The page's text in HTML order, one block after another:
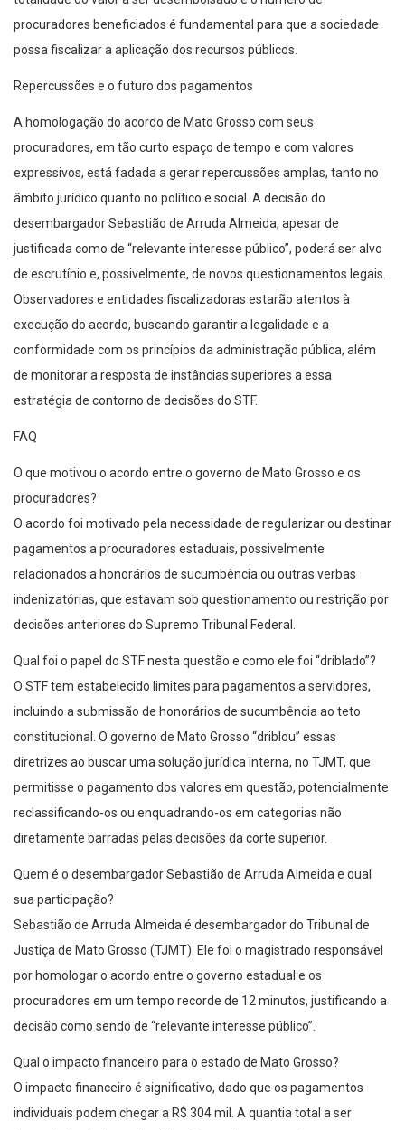
procuradores beneficiados é fundamental para que a sociedade
possa fiscalizar a aplicação dos recursos públicos.
Repercussões e o futuro dos pagamentos
A homologação do acordo de Mato Grosso com seus
procuradores, em tão curto espaço de tempo e com valores
expressivos, está fadada a gerar repercussões amplas, tanto no
âmbito jurídico quanto no político e social. A decisão do
desembargador Sebastião de Arruda Almeida, apesar de
justificada como de “relevante interesse público”, poderá ser alvo
de escrutínio e, possivelmente, de novos questionamentos legais.
Observadores e entidades fiscalizadoras estarão atentos à
execução do acordo, buscando garantir a legalidade e a
conformidade com os princípios da administração pública, além
de monitorar a resposta de instâncias superiores a essa
estratégia de contorno de decisões do STF.
FAQ
O que motivou o acordo entre o governo de Mato Grosso e os
procuradores?
O acordo foi motivado pela necessidade de regularizar ou destinar
pagamentos a procuradores estaduais, possivelmente
relacionados a honorários de sucumbência ou outras verbas
indenizatórias, que estavam sob questionamento ou restrição por
decisões anteriores do Supremo Tribunal Federal.
Qual foi o papel do STF nesta questão e como ele foi “driblado”?
O STF tem estabelecido limites para pagamentos a servidores,
incluindo a submissão de honorários de sucumbência ao teto
constitucional. O governo de Mato Grosso “driblou” essas
diretrizes ao buscar uma solução jurídica interna, no TJMT, que
permitisse o pagamento dos valores em questão, potencialmente
reclassificando-os ou enquadrando-os em categorias não
diretamente barradas pelas decisões da corte superior.
Quem é o desembargador Sebastião de Arruda Almeida e qual
sua participação?
Sebastião de Arruda Almeida é desembargador do Tribunal de
Justiça de Mato Grosso (TJMT). Ele foi o magistrado responsável
por homologar o acordo entre o governo estadual e os
procuradores em um tempo recorde de 12 minutos, justificando a
decisão como sendo de “relevante interesse público”.
Qual o impacto financeiro para o estado de Mato Grosso?
O impacto financeiro é significativo, dado que os pagamentos
individuais podem chegar a R$ 304 mil. A quantia total a ser